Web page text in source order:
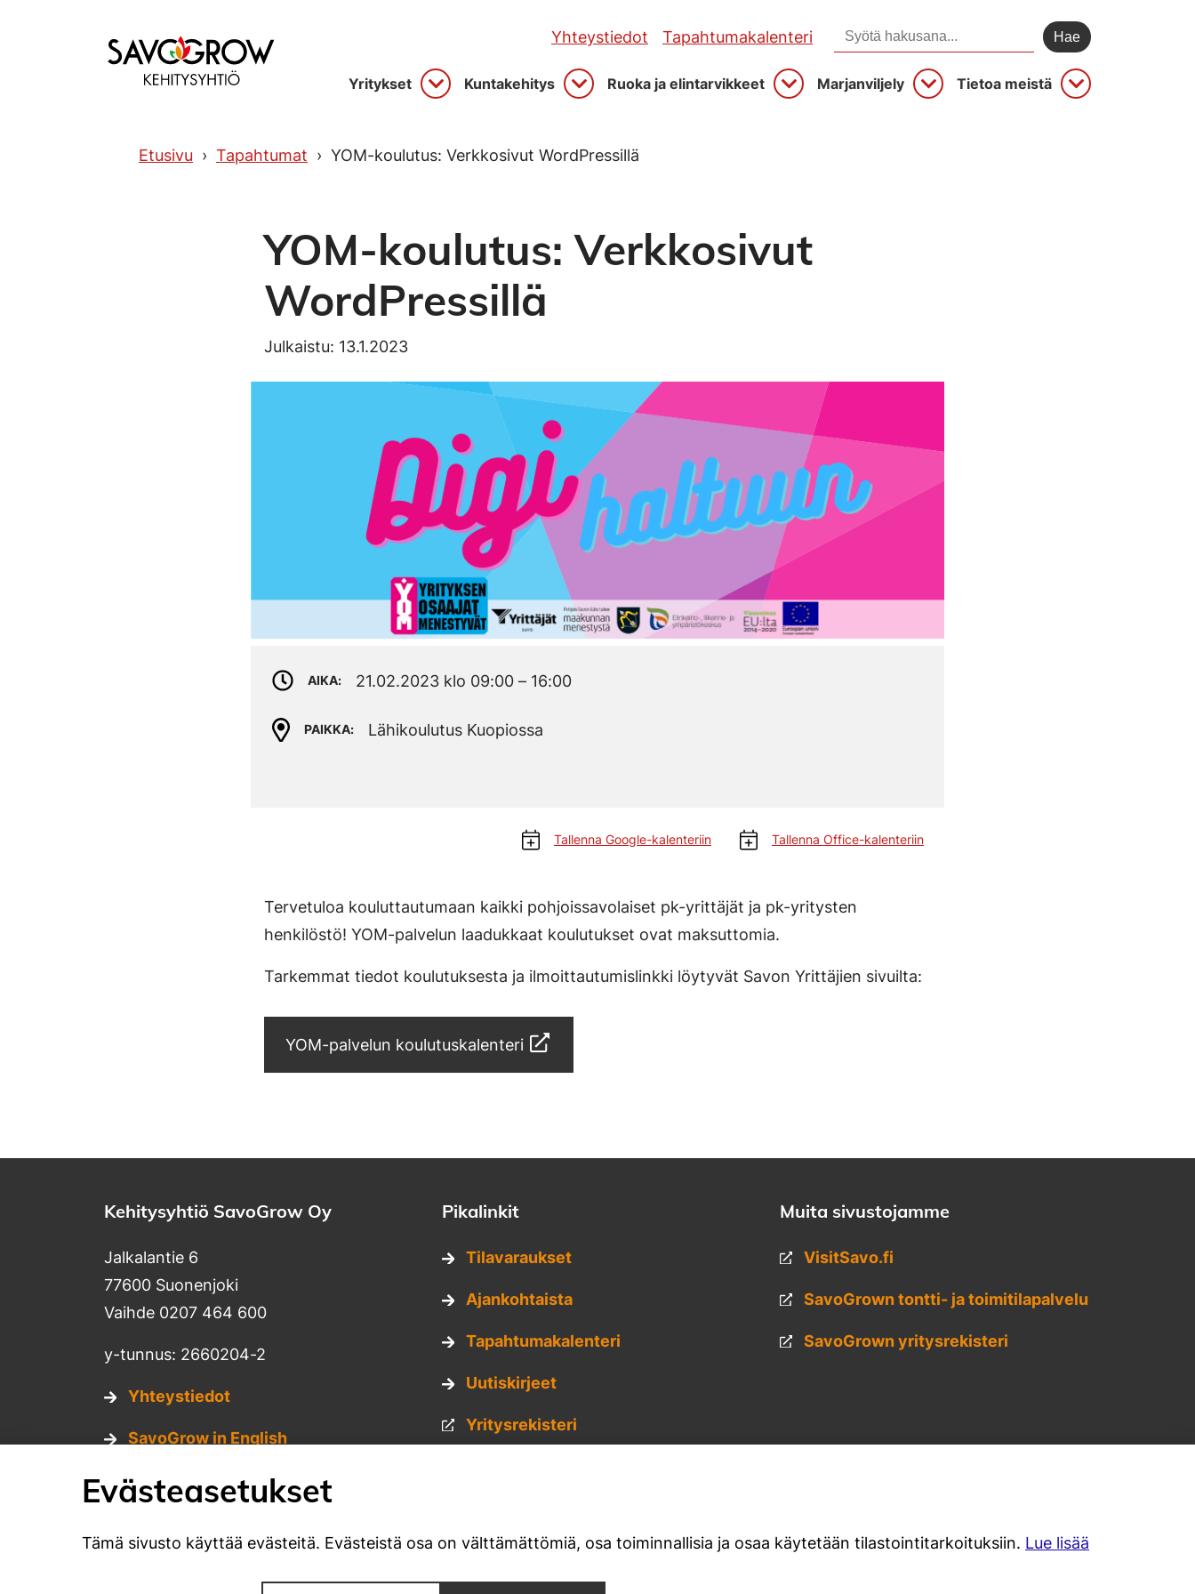
Etusivu Yhteystiedot Tapahtumakalenteri Hae sivustolta:
Yritykset AvaaKuntakehitys AvaaRuoka ja elintarvikkeet AvaaMarjanviljely Avaa Tietoa meistä Avaa
Etusivu Tapahtumat YOM-koulutus: Verkkosivut WordPressillä
YOM-koulutus: Verkkosivut
WordPressillä
Julkaistu: 13.1.2023
AIKA 21.02.2023 klo 09:00 – 16:00
PAIKKA Lähikoulutus Kuopiossa
Tallenna Google-kalenteriin Tallenna Office-kalenteriin
Tervetuloa kouluttautumaan kaikki pohjoissavolaiset pk-yrittäjät ja pk-yritysten
henkilöstö! YOM-palvelun laadukkaat koulutukset ovat maksuttomia.
Tarkemmat tiedot koulutuksesta ja ilmoittautumislinkki löytyvät Savon Yrittäjien sivuilta:
YOM-palvelun koulutuskalenteri
Kehitysyhtiö SavoGrow Oy
Jalkalantie 6
77600 Suonenjoki
Vaihde 0207 464 600
y-tunnus: 2660204-2
Yhteystiedot
SavoGrow in English
Tietosuojaseloste
Pikalinkit
Tilavaraukset
Ajankohtaista
Tapahtumakalenteri
Uutiskirjeet
Yritysrekisteri
Materiaalipankki
Muita sivustojamme
VisitSavo.fi
SavoGrown tontti- ja toimitilapalvelu
SavoGrown yritysrekisteri
Evästeasetukset
Tämä sivusto käyttää evästeitä. Evästeistä osa on välttämättömiä, osa toiminnallisia ja osaa käytetään tilastointitarkoituksiin. Lue lisää